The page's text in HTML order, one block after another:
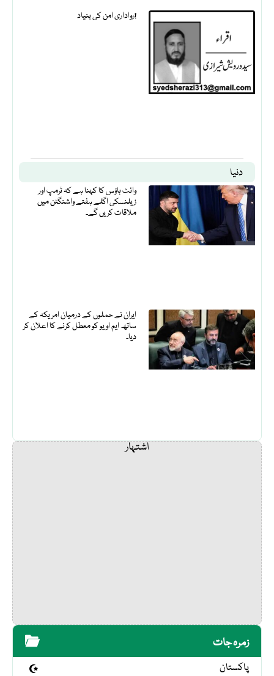
رواداری امن کی بنیاد!
دنیا
وائٹ ہاؤس کا کہنا ہے کہ ٹرمپ اور
زیلنسکی اگلے ہفتے واشنگٹن میں
ملاقات کریں گے۔
ایران نے حملوں کے درمیان امریکہ کے
ساتھ ایم او یو کو معطل کرنے کا اعلان کر
دیا۔
اشتہار
زمرہ جات
پاکستان